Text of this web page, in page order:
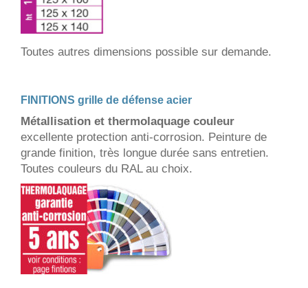
Toutes autres dimensions possible sur demande.
FINITIONS grille de défense acier
Métallisation et thermolaquage couleur
excellente protection anti-corrosion. Peinture de
grande finition, très longue durée sans entretien.
Toutes couleurs du RAL au choix.